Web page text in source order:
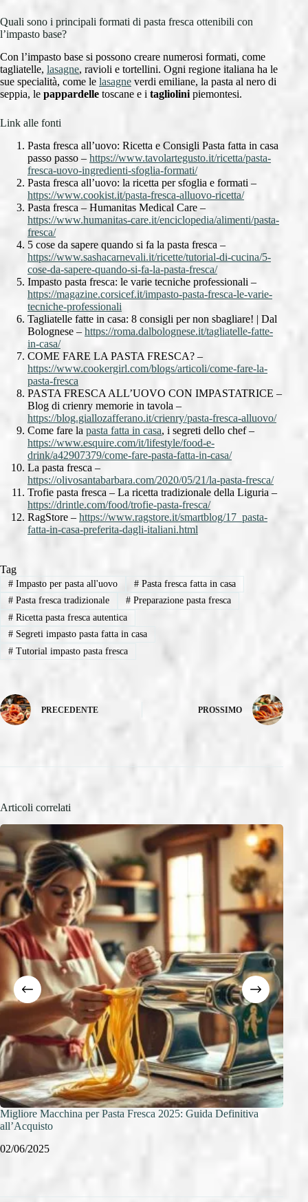
Quali sono i principali formati di pasta fresca ottenibili con
l’impasto base?
Con l’impasto base si possono creare numerosi formati, come
tagliatelle, lasagne, ravioli e tortellini. Ogni regione italiana ha le
sue specialità, come le lasagne verdi emiliane, la pasta al nero di
seppia, le pappardelle toscane e i tagliolini piemontesi.
Link alle fonti
Pasta fresca all’uovo: Ricetta e Consigli Pasta fatta in casa
passo passo – https://www.tavolartegusto.it/ricetta/pasta-
fresca-uovo-ingredienti-sfoglia-formati/
Pasta fresca all’uovo: la ricetta per sfoglia e formati –
https://www.cookist.it/pasta-fresca-alluovo-ricetta/
Pasta fresca – Humanitas Medical Care –
https://www.humanitas-care.it/enciclopedia/alimenti/pasta-
fresca/
5 cose da sapere quando si fa la pasta fresca –
https://www.sashacarnevali.it/ricette/tutorial-di-cucina/5-
cose-da-sapere-quando-si-fa-la-pasta-fresca/
Impasto pasta fresca: le varie tecniche professionali –
https://magazine.corsicef.it/impasto-pasta-fresca-le-varie-
tecniche-professionali
Tagliatelle fatte in casa: 8 consigli per non sbagliare! | Dal
Bolognese – https://roma.dalbolognese.it/tagliatelle-fatte-
in-casa/
COME FARE LA PASTA FRESCA? –
https://www.cookergirl.com/blogs/articoli/come-fare-la-
pasta-fresca
PASTA FRESCA ALL’UOVO CON IMPASTATRICE –
Blog di crienry memorie in tavola –
https://blog.giallozafferano.it/crienry/pasta-fresca-alluovo/
Come fare la pasta fatta in casa, i segreti dello chef –
https://www.esquire.com/it/lifestyle/food-e-
drink/a42907379/come-fare-pasta-fatta-in-casa/
La pasta fresca –
https://olivosantabarbara.com/2020/05/21/la-pasta-fresca/
Trofie pasta fresca – La ricetta tradizionale della Liguria –
https://drintle.com/food/trofie-pasta-fresca/
RagStore – https://www.ragstore.it/smartblog/17_pasta-
fatta-in-casa-preferita-dagli-italiani.html
Tag
#Impasto per pasta all'uovo #Pasta fresca fatta in casa
#Pasta fresca tradizionale #Preparazione pasta fresca
#Ricetta pasta fresca autentica
#Segreti impasto pasta fatta in casa
#Tutorial impasto pasta fresca
PRECEDENTE PROSSIMO
Articoli correlati
Migliore Macchina per Pasta Fresca 2025: Guida Definitiva
all’Acquisto
02/06/2025